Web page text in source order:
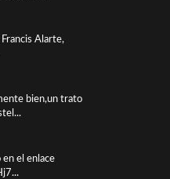
Alarte,
bien,un trato
el enlace